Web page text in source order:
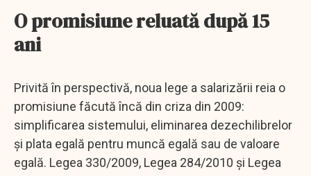
O promisiune reluată după 15
ani
Privită în perspectivă, noua lege a salarizării reia o
promisiune făcută încă din criza din 2009:
simplificarea sistemului, eliminarea dezechilibrelor
și plata egală pentru muncă egală sau de valoare
egală. Legea 330/2009, Legea 284/2010 și Legea